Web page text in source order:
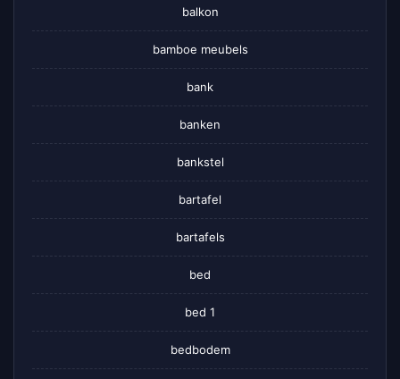
balkon
bamboe meubels
bank
banken
bankstel
bartafel
bartafels
bed
bed 1
bedbodem